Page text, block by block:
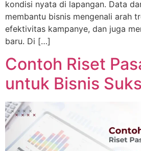
kondisi nyata di lapangan. Data
membantu bisnis mengenali arah
efektivitas kampanye, dan juga
baru. Di […]
Contoh Riset
untuk Bisnis